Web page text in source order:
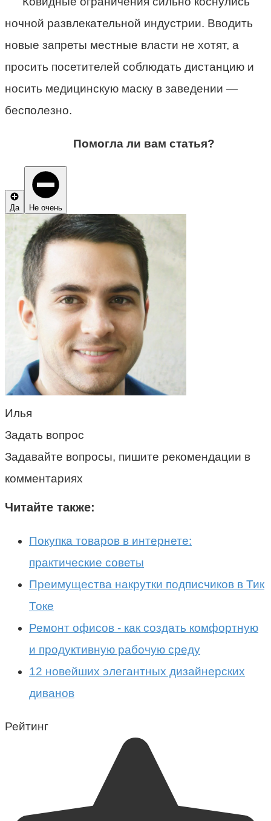
ночной развлекательной индустрии. Вводить
новые запреты местные власти не хотят, а
просить посетителей соблюдать дистанцию и
носить медицинскую маску в заведении —
бесполезно.
Помогла ли вам статья?
Да Не очень
Илья
Задать вопрос
Задавайте вопросы, пишите рекомендации в
комментариях
Читайте также:
Покупка товаров в интернете:
практические советы
Преимущества накрутки подписчиков в Тик
Токе
Ремонт офисов - как создать комфортную
и продуктивную рабочую среду
12 новейших элегантных дизайнерских
диванов
Рейтинг